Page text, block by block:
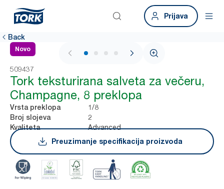
Prijava
Back
Novo
1 / 4
509437
Tork teksturirana salveta za večeru,
Champagne, 8 preklopa
Vrsta preklopa 1/8
Broj slojeva 2
Kvaliteta
Advanced
Preuzimanje specifikacija proizvoda